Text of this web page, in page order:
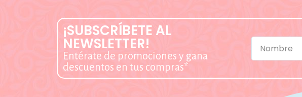
¡SUBSCRÍBETE AL
NEWSLETTER!
Entérate de promociones y gana
descuentos en tus compras*